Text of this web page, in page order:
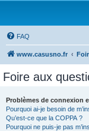
FAQ
www.casusno.fr
Foire aux
Problèmes de connexion
Pourquoi ai-je besoin de
Qu’est-ce que la COPPA ?
Pourquoi ne puis-je pas